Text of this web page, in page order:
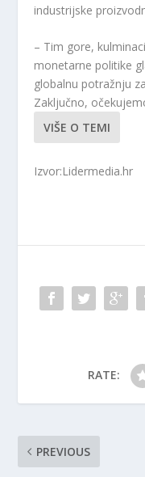
industrijske
– Tim gore,
monetarne politike
globalnu potražnju
Zaključno,
VIŠE O TEMI
Izvor:Lidermedia.hr
RATE:
PREVIOUS